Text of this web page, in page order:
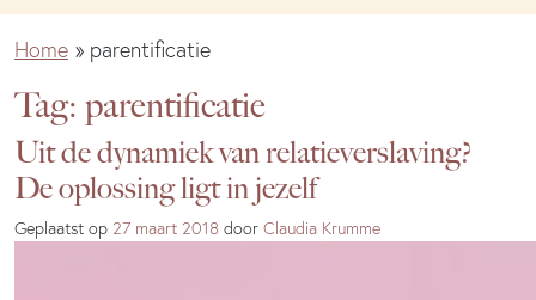
Home » parentificatie
Tag: parentificatie
Uit de dynamiek van relatieverslaving?
De oplossing ligt in jezelf
Geplaatst op 27 maart 2018 door Claudia Krumme